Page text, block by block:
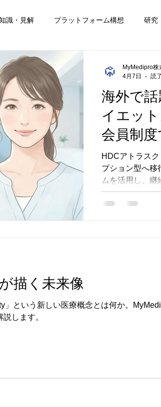
識・見解 プラットフォーム構想 研究
海外で
イエッ
会員制
ぐ始め
HDCアトラス
プション型へ移
ムを活用し、継
デルを解説しま
MyMedipro株
4月7日
読
描く未来像
という新しい医療概念とは何か。
します。